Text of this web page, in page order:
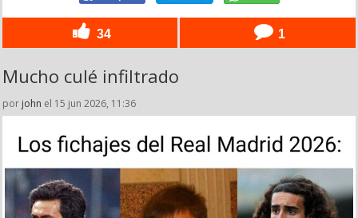
34 1
Mucho culé infiltrado
por john el 15 jun 2026, 11:36